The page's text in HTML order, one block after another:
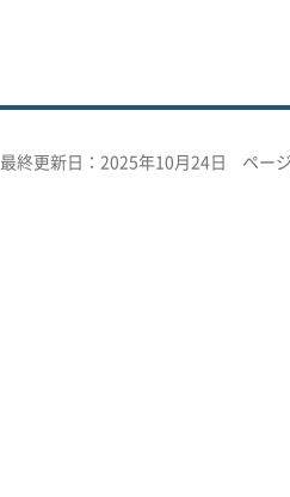
最終更新日：2025年10月24日 ペー